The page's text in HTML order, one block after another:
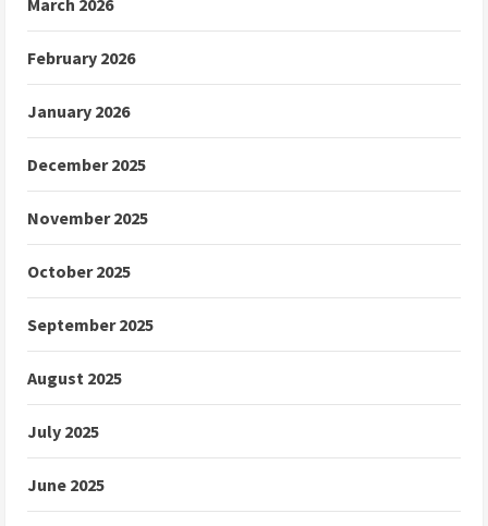
March 2026
February 2026
January 2026
December 2025
November 2025
October 2025
September 2025
August 2025
July 2025
June 2025